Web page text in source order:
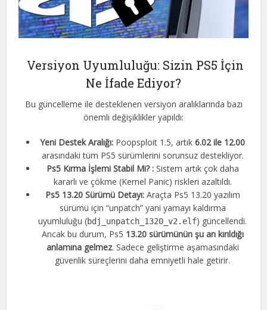
Versiyon Uyumluluğu: Sizin PS5 İçin
Ne İfade Ediyor?
Bu güncelleme ile desteklenen versiyon aralıklarında bazı
önemli değişiklikler yapıldı:
Yeni Destek Aralığı: Poopsploit 1.5, artık 6.02 ile 12.00
arasındaki tüm PS5 sürümlerini sorunsuz destekliyor.
Ps5 Kırma İşlemi Stabil Mi?:Sistem artık çok daha
kararlı ve çökme (Kernel Panic) riskleri azaltıldı.
Ps5 13.20 Sürümü Detayı:Araçta Ps5 13.20 yazılım
sürümü için “unpatch” yani yamayı kaldırma
uyumluluğu (bdj_unpatch_1320_v2.elf) güncellendi.
Ancak bu durum, Ps5 13.20 sürümünün şu an kırıldığı
anlamına gelmez. Sadece geliştirme aşamasındaki
güvenlik süreçlerini daha emniyetli hale getirir.